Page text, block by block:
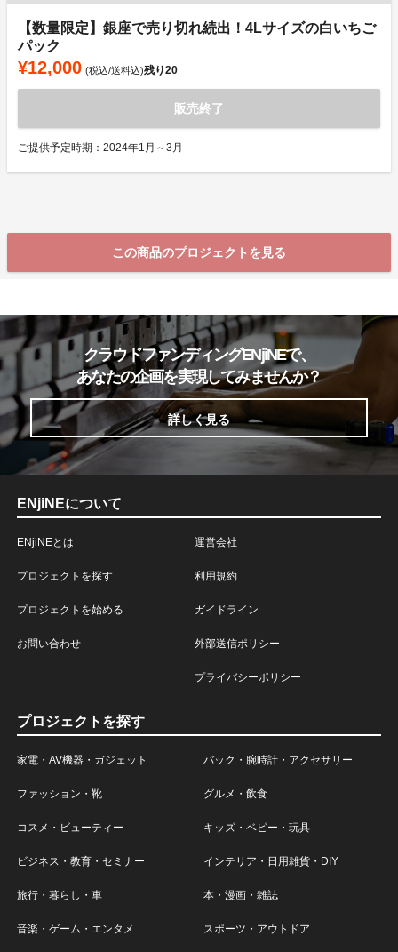
【数量限定】銀座で売り切れ続出！4Lサイズの白いちご
パック
¥12,000 (税込/送料込)残り20
販売終了
ご提供予定時期：2024年1月～3月
この商品のプロジェクトを見る
クラウドファンディングENjiNEで、
あなたの企画を実現してみませんか？
詳しく見る
ENjiNEについて
ENjiNEとは
プロジェクトを探す
プロジェクトを始める
お問い合わせ
運営会社
利用規約
ガイドライン
外部送信ポリシー
プライバシーポリシー
プロジェクトを探す
家電・AV機器・ガジェット バック・腕時計・アクセサリー
ファッション・靴 グルメ・飲食
コスメ・ビューティー キッズ・ベビー・玩具
ビジネス・教育・セミナー インテリア・日用雑貨・DIY
旅行・暮らし・車 本・漫画・雑誌
音楽・ゲーム・エンタメ スポーツ・アウトドア